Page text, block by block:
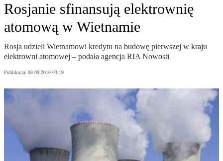
Rosjanie sfinansują elektrownię
atomową w Wietnamie
Rosja udzieli Wietnamowi kredytu na budowę pierwszej w kraju
elektrowni atomowej – podała agencja RIA Nowosti
Publikacja: 08.09.2010 03:19